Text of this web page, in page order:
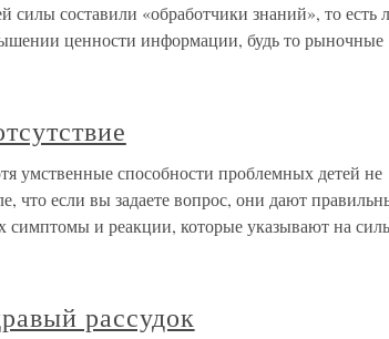
силы составили «обработчики знаний», то есть
ценности информации, будь то рыночные
умственные способности проблемных детей не
если вы задаете вопрос, они дают
и реакции, которые указывают на
рассудок